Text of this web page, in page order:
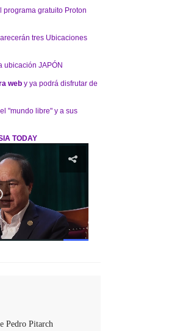
programa gratuito Proton
tres Ubicaciones
ubicación JAPÓN
web y ya podrá disfrutar de
"mundo libre" y a sus
TODAY
Pedro Pitarch